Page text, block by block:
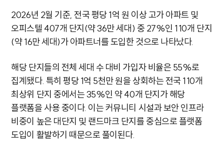
2026년 2월 기준, 전국 평당 1억 원 이상 고가 아파트 및
오피스텔 407개 단지(약 36만 세대) 중 27%인 110개 단지
(약 16만 세대)가 아파트너를 도입한 것으로 나타났다.
해당 단지들의 전체 세대 수 대비 가입자 비율은 55%로
집계됐다. 특히 평당 1억 5천만 원을 상회하는 전국 110개
최상위 단지 중에서는 35%인 약 40개 단지가 해당
플랫폼을 사용 중이다. 이는 커뮤니티 시설과 보안 인프라
비중이 높은 대단지 및 랜드마크 단지를 중심으로 플랫폼
도입이 활발하기 때문으로 풀이된다.